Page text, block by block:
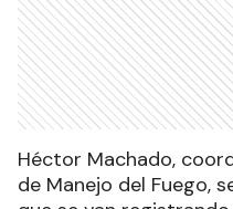
Héctor Machado,
de Manejo del Fuego,